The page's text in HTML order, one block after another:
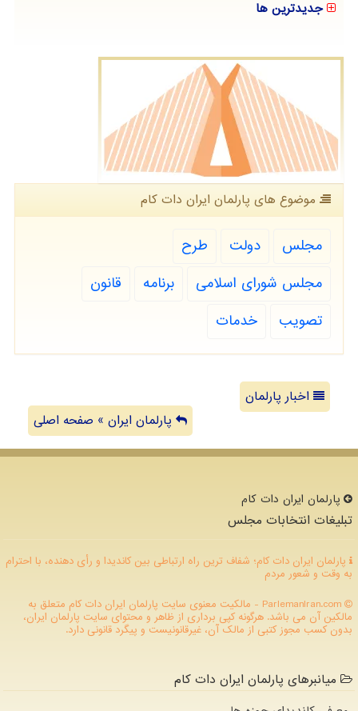
جدیدترین ها
موضوع های پارلمان ایران دات كام
مجلس دولت
طرح
مجلس شورای اسلامی
برنامه
قانون
تصویب
خدمات
اخبار پارلمان
پارلمان ایران » صفحه اصلی
پارلمان ایران دات كام
تبلیغات انتخابات مجلس
پارلمان ایران دات کام؛ شفاف ترین راه ارتباطی بین کاندیدا و رأی دهنده، با احترام
به وقت و شعور مردم
ParlemanIran.com - مالکیت معنوی سایت پارلمان ایران دات كام متعلق به
مالکین آن می باشد. هرگونه کپی برداری از ظاهر و محتوای سایت پارلمان ایران،
بدون کسب مجوز کتبی از مالک آن، غیرقانونیست و پیگرد قانونی دارد.
میانبرهای پارلمان ایران دات کام